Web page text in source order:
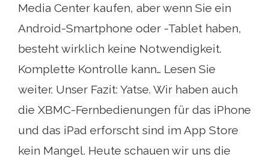
Media Center kaufen, aber wenn Sie ein
Android-Smartphone oder -Tablet haben,
besteht wirklich keine Notwendigkeit.
Komplette Kontrolle kann… Lesen Sie
weiter. Unser Fazit: Yatse. Wir haben auch
die XBMC-Fernbedienungen für das iPhone
und das iPad erforscht sind im App Store
kein Mangel. Heute schauen wir uns die